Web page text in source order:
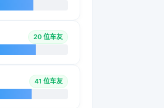
20 位车友
41 位车友